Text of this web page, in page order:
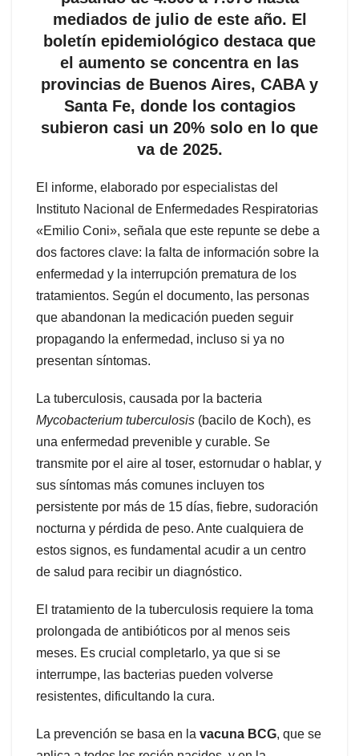
mediados de julio de este año. El
boletín epidemiológico destaca que
el aumento se concentra en las
provincias de Buenos Aires, CABA y
Santa Fe, donde los contagios
subieron casi un 20% solo en lo que
va de 2025.
El informe, elaborado por especialistas del
Instituto Nacional de Enfermedades Respiratorias
«Emilio Coni», señala que este repunte se debe a
dos factores clave: la falta de información sobre la
enfermedad y la interrupción prematura de los
tratamientos. Según el documento, las personas
que abandonan la medicación pueden seguir
propagando la enfermedad, incluso si ya no
presentan síntomas.
La tuberculosis, causada por la bacteria
Mycobacterium tuberculosis (bacilo de Koch), es
una enfermedad prevenible y curable. Se
transmite por el aire al toser, estornudar o hablar, y
sus síntomas más comunes incluyen tos
persistente por más de 15 días, fiebre, sudoración
nocturna y pérdida de peso. Ante cualquiera de
estos signos, es fundamental acudir a un centro
de salud para recibir un diagnóstico.
El tratamiento de la tuberculosis requiere la toma
prolongada de antibióticos por al menos seis
meses. Es crucial completarlo, ya que si se
interrumpe, las bacterias pueden volverse
resistentes, dificultando la cura.
La prevención se basa en la vacuna BCG, que se